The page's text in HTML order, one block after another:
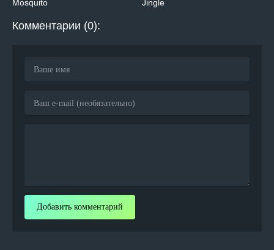
Mosquito Jingle
Комментарии (0):
Добавить комментарий